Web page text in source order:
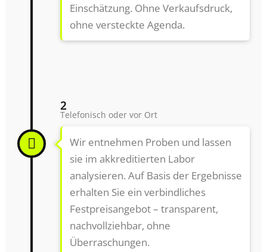
Einschätzung. Ohne Verkaufsdruck,
ohne versteckte Agenda.
2
Telefonisch oder vor Ort
Wir entnehmen Proben und lassen
sie im akkreditierten Labor
analysieren. Auf Basis der Ergebnisse
erhalten Sie ein verbindliches
Festpreisangebot – transparent,
nachvollziehbar, ohne
Überraschungen.